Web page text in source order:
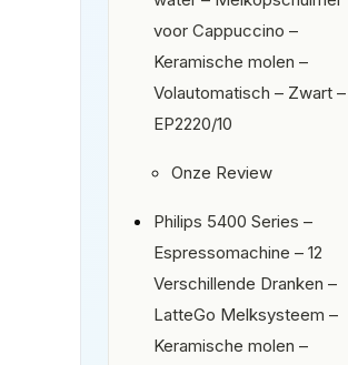
voor Cappuccino –
Keramische molen –
Volautomatisch – Zwart –
EP2220/10
Onze Review
Philips 5400 Series –
Espressomachine – 12
Verschillende Dranken –
LatteGo Melksysteem –
Keramische molen –